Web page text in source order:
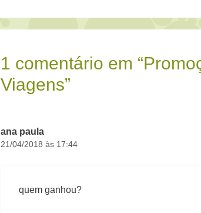
1 comentário em
Viagens”
ana paula
21/04/2018 às 17:44
quem ganhou?